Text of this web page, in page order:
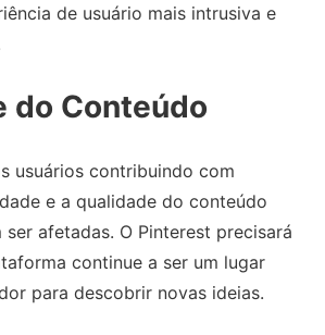
de usuário mais intrusiva e
do Conteúdo
usuários contribuindo com
e a qualidade do conteúdo
afetadas. O Pinterest precisará
continue a ser um lugar
para descobrir novas ideias.